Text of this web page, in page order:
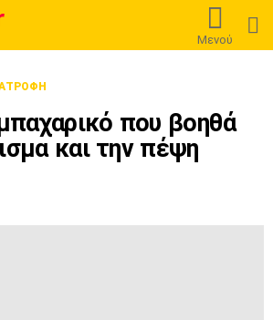
Μενού
που βοηθά
και την πέψη